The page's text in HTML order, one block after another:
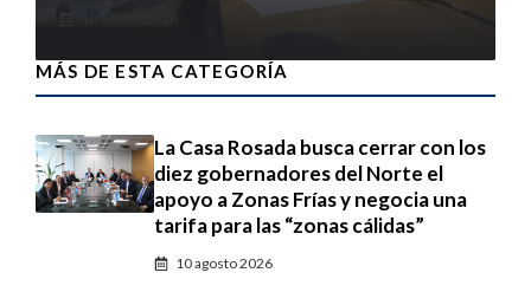
MÁS DE ESTA CATEGORÍA
La Casa Rosada busca cerrar con los
diez gobernadores del Norte el
apoyo a Zonas Frías y negocia una
tarifa para las “zonas cálidas”
10 agosto 2026